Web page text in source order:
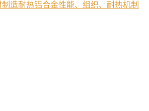
造耐热铝合金性能、组织、耐热机制